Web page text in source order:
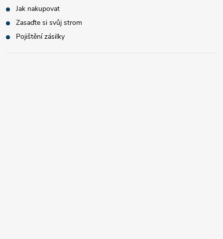
Jak nakupovat
Zasaďte si svůj strom
Pojištění zásilky